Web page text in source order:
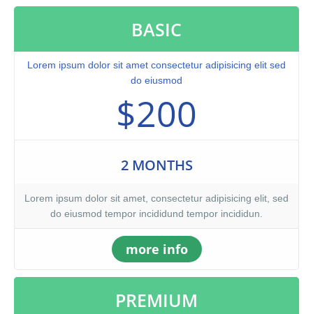
BASIC
Lorem ipsum dolor sit amet consectetur adipisicing elit sed
do eiusmod
$200
2 MONTHS
Lorem ipsum dolor sit amet, consectetur adipisicing elit, sed
do eiusmod tempor incididund tempor incididun.
more info
PREMIUM